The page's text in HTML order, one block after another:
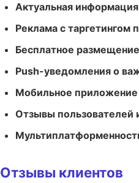
Актуальная
Реклама с таргетингом
Бесплатное
Push-уведомления о
Мобильное
Отзывы пользователей
Отзывы клиентов